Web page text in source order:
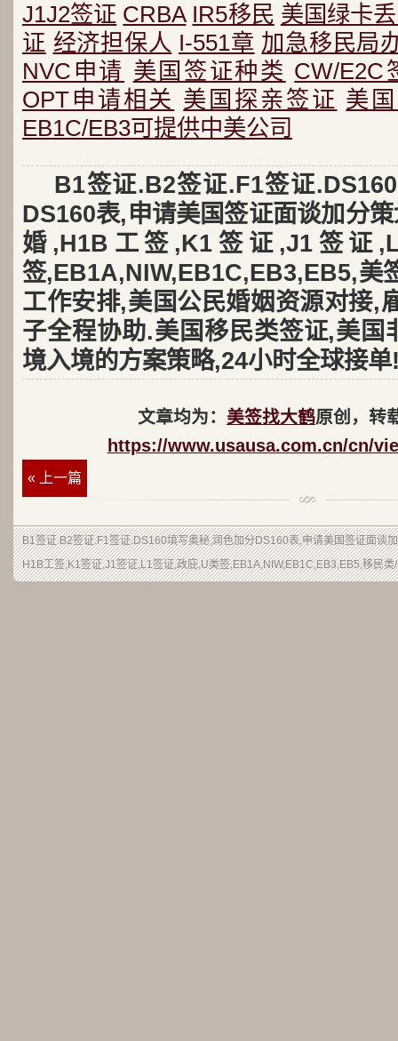
J1J2签证 CRBA IR5移民 美国绿卡
证 经济担保人 I-551章 加急移民局
NVC申请 美国签证种类 CW/E2C
OPT申请相关 美国探亲签证 美
EB1C/EB3可提供中美公司
B1签证.B2签证.F1签证
DS160表,申请美国签证面谈加分
婚,H1B工签,K1签证,J1签证
签,EB1A,NIW,EB1C,EB3,EB5,美
工作安排,美国公民婚姻资源对接,
子全程协助.美国移民类签证,美国
境入境的方案策略,24小时全球接单
文章均为： 美签找大鹤原创，转
https://www.usausa.com.cn/cn/
« 上一篇
B1签证.B2签证.F1签证.DS160填写奥秘,润色加分DS160表,申请美国签证面谈
H1B工签,K1签证,J1签证,L1签证,政庇,U类签,EB1A,NIW,EB1C,EB3,EB5,移民